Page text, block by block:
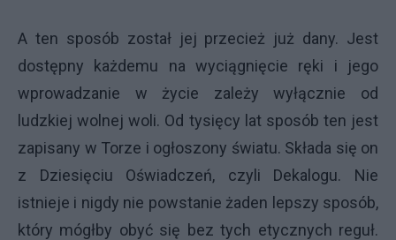
A ten sposób został jej przecież już dany. Jest
dostępny każdemu na wyciągnięcie ręki i jego
wprowadzanie w życie zależy wyłącznie od
ludzkiej wolnej woli. Od tysięcy lat sposób ten jest
zapisany w Torze i ogłoszony światu. Składa się on
z Dziesięciu Oświadczeń, czyli Dekalogu. Nie
istnieje i nigdy nie powstanie żaden lepszy sposób,
który mógłby obyć się bez tych etycznych reguł.